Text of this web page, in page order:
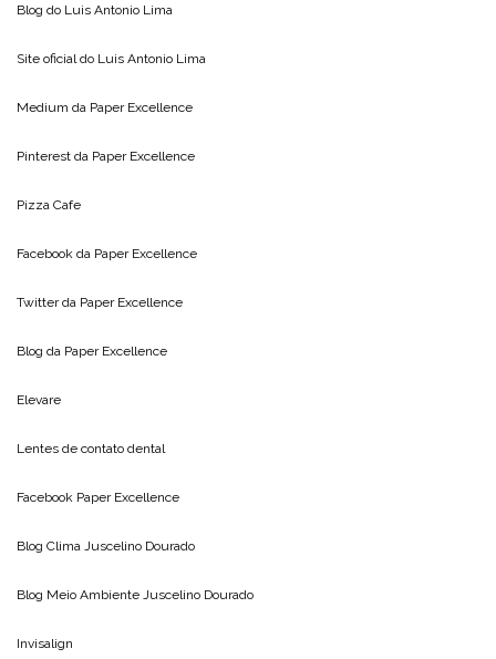
Blog do Luis Antonio Lima
Site oficial do Luis Antonio Lima
Medium da Paper Excellence
Pinterest da Paper Excellence
Pizza Cafe
Facebook da Paper Excellence
Twitter da Paper Excellence
Blog da Paper Excellence
Elevare
Lentes de contato dental
Facebook Paper Excellence
Blog Clima Juscelino Dourado
Blog Meio Ambiente Juscelino Dourado
Invisalign